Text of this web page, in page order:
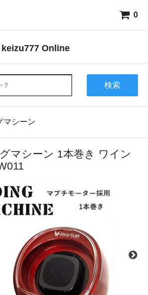
0
keizu777 Online
検索
マシーン
マシーン 1本巻き ワイン